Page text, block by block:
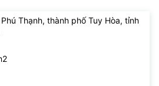
Thạnh, thành phố Tuy Hòa, tỉnh